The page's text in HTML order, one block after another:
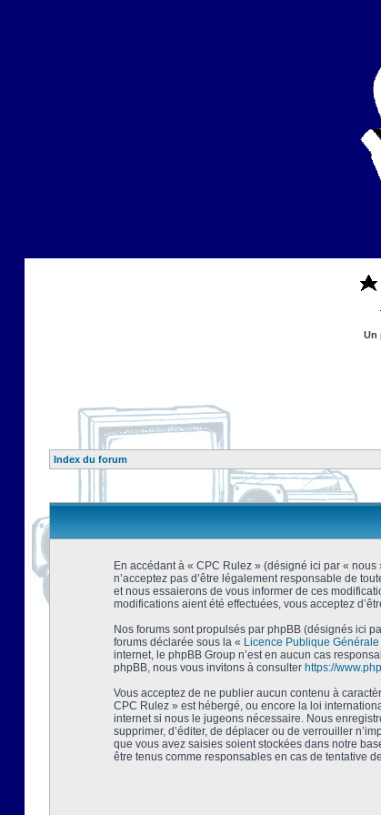
Un
Index du forum
En accédant à « CPC Rulez » (désigné ici par «
n’acceptez pas d’être légalement responsable de
et nous essaierons de vous informer de ces
modifications aient été effectuées, vous acceptez
Nos forums sont propulsés par phpBB (désignés ici
forums déclarée sous la « Licence Publique Générale
internet, le phpBB Group n’est en aucun cas
phpBB, nous vous invitons à consulter https://
Vous acceptez de ne publier aucun contenu à
CPC Rulez » est hébergé, ou encore la loi
internet si nous le jugeons nécessaire. Nous
supprimer, d’éditer, de déplacer ou de verrouiller
que vous avez saisies soient stockées dans notre
être tenus comme responsables en cas de tentative